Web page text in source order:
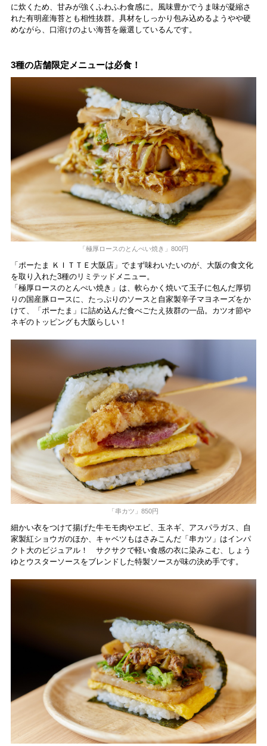
に炊くため、甘みが強くふわふわ食感に。風味豊かでうま味が凝縮さ
れた有明産海苔とも相性抜群。具材をしっかり包み込めるようやや硬
めながら、口溶けのよい海苔を厳選しているんです。
3種の店舗限定メニューは必食！
「極厚ロースのとんぺい焼き」800円
「ポーたま ＫＩＴＴＥ大阪店」でまず味わいたいのが、大阪の食文化
を取り入れた3種のリミテッドメニュー。
「極厚ロースのとんぺい焼き」は、軟らかく焼いて玉子に包んだ厚切
りの国産豚ロースに、たっぷりのソースと自家製辛子マヨネーズをか
けて、「ポーたま」に詰め込んだ食べごたえ抜群の一品。カツオ節や
ネギのトッピングも大阪らしい！
「串カツ」850円
細かい衣をつけて揚げた牛モモ肉やエビ、玉ネギ、アスパラガス、自
家製紅ショウガのほか、キャベツもはさみこんだ「串カツ」はインパ
クト大のビジュアル！ サクサクで軽い食感の衣に染みこむ、しょう
ゆとウスターソースをブレンドした特製ソースが味の決め手です。